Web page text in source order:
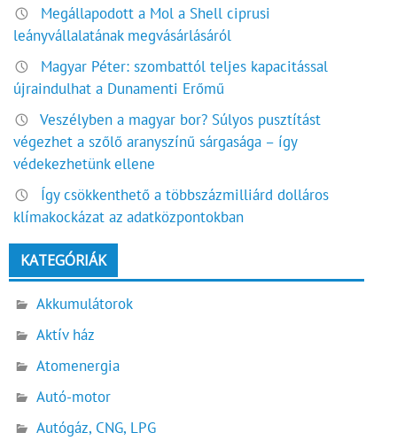
Megállapodott a Mol a Shell ciprusi
leányvállalatának megvásárlásáról
Magyar Péter: szombattól teljes kapacitással
újraindulhat a Dunamenti Erőmű
Veszélyben a magyar bor? Súlyos pusztítást
végezhet a szőlő aranyszínű sárgasága – így
védekezhetünk ellene
Így csökkenthető a többszázmilliárd dolláros
klímakockázat az adatközpontokban
KATEGÓRIÁK
Akkumulátorok
Aktív ház
Atomenergia
Autó-motor
Autógáz, CNG, LPG